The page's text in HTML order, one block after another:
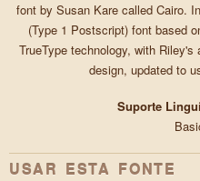
font by Susan Kare called Cairo.
(Type 1 Postscript) font based
TrueType technology, with
design, updated to
Suporte
USAR ESTA FONTE